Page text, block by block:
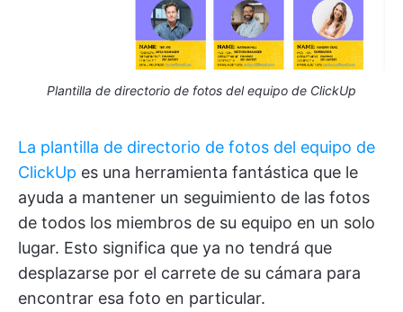
Plantilla de directorio de fotos del equipo de ClickUp
La plantilla de directorio de fotos del equipo de
ClickUp es una herramienta fantástica que le
ayuda a mantener un seguimiento de las fotos
de todos los miembros de su equipo en un solo
lugar. Esto significa que ya no tendrá que
desplazarse por el carrete de su cámara para
encontrar esa foto en particular.